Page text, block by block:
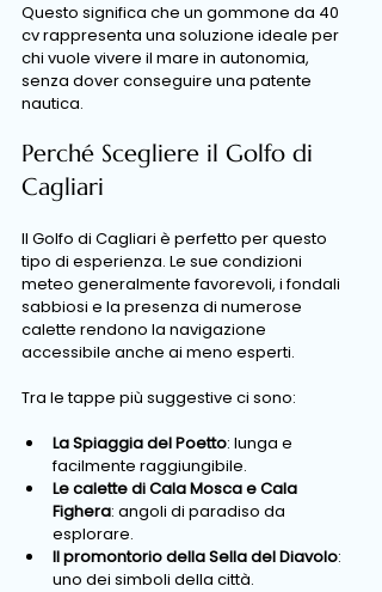
Questo significa che un gommone da 40
cv rappresenta una soluzione ideale per
chi vuole vivere il mare in autonomia,
senza dover conseguire una patente
nautica.
Perché Scegliere il Golfo di
Cagliari
Il Golfo di Cagliari è perfetto per questo
tipo di esperienza. Le sue condizioni
meteo generalmente favorevoli, i fondali
sabbiosi e la presenza di numerose
calette rendono la navigazione
accessibile anche ai meno esperti.
Tra le tappe più suggestive ci sono:
La Spiaggia del Poetto: lunga e
facilmente raggiungibile.
Le calette di Cala Mosca e Cala
Fighera: angoli di paradiso da
esplorare.
Il promontorio della Sella del Diavolo:
uno dei simboli della città.